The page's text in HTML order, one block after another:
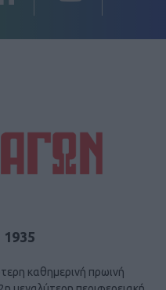
καθημερινή πρωινή